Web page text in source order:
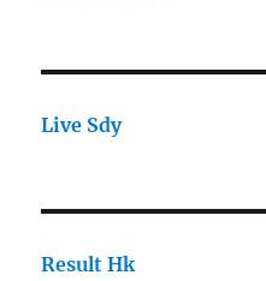
Live Sdy
Result Hk